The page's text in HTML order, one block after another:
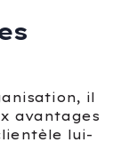
il
avantages
lui-